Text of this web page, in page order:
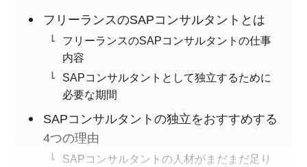
フリーランスのSAPコンサルタントとは
フリーランスのSAPコンサルタントの仕事
内容
SAPコンサルタントとして独立するために
必要な期間
SAPコンサルタントの独立をおすすめする
4つの理由
SAPコンサルタントの人材がまだまだ足り